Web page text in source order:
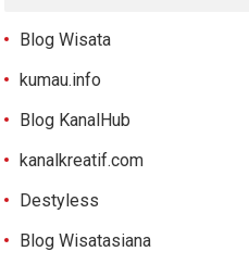
Blog Wisata
kumau.info
Blog KanalHub
kanalkreatif.com
Destyless
Blog Wisatasiana